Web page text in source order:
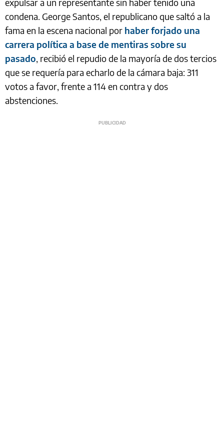
expulsar a un representante sin haber tenido una
condena. George Santos, el republicano que saltó a la
fama en la escena nacional por haber forjado una
carrera política a base de mentiras sobre su
pasado, recibió el repudio de la mayoría de dos tercios
que se requería para echarlo de la cámara baja: 311
votos a favor, frente a 114 en contra y dos
abstenciones.